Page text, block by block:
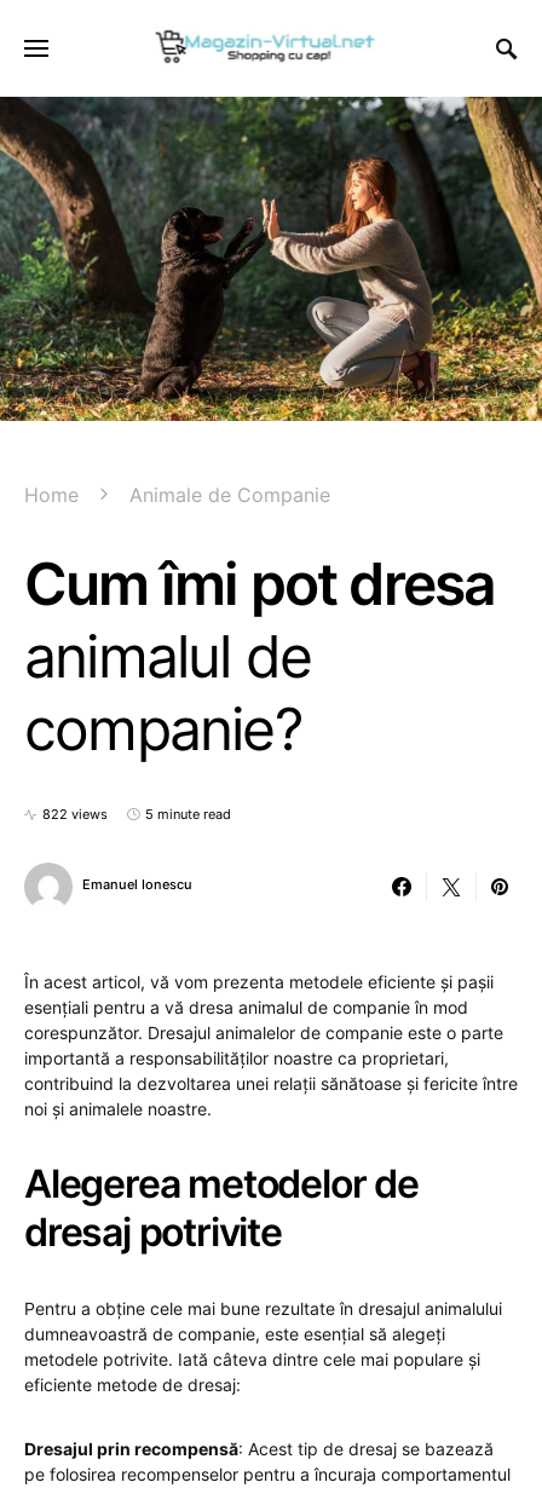
Home Animale de Companie
Cum îmi pot dresa
animalul de
companie?
822 views 5 minute read
Emanuel Ionescu
În acest articol, vă vom prezenta metodele eficiente și pașii
esențiali pentru a vă dresa animalul de companie în mod
corespunzător. Dresajul animalelor de companie este o parte
importantă a responsabilităților noastre ca proprietari,
contribuind la dezvoltarea unei relații sănătoase și fericite între
noi și animalele noastre.
Alegerea metodelor de
dresaj potrivite
Pentru a obține cele mai bune rezultate în dresajul animalului
dumneavoastră de companie, este esențial să alegeți
metodele potrivite. Iată câteva dintre cele mai populare și
eficiente metode de dresaj:
Dresajul prin recompensă: Acest tip de dresaj se bazează
pe folosirea recompenselor pentru a încuraja comportamentul